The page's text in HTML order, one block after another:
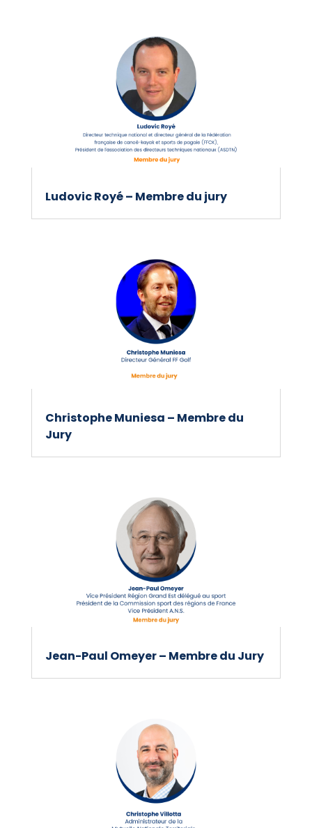
Ludovic Royé – Membre du jury
Christophe Muniesa – Membre du
Jury
Jean-Paul Omeyer – Membre du Jury